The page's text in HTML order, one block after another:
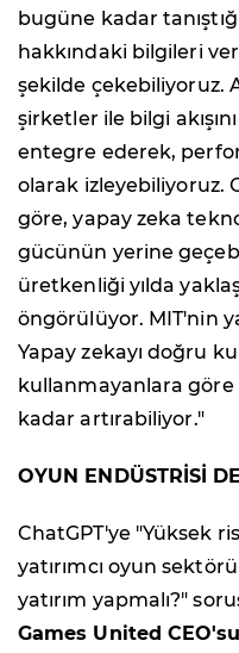
bugüne kadar
hakkındaki bilgileri
şekilde çekebiliyoruz.
şirketler ile bilgi
entegre ederek,
olarak izleyebiliyoruz.
göre, yapay zeka
gücünün yerine
üretkenliği yılda
öngörülüyor. MIT'nin
Yapay zekayı doğru
kullanmayanlara göre
kadar artırabiliyor."
OYUN ENDÜSTRİSİ
ChatGPT'ye "Yüksek
yatırımcı oyun
yatırım yapmalı?"
Games United